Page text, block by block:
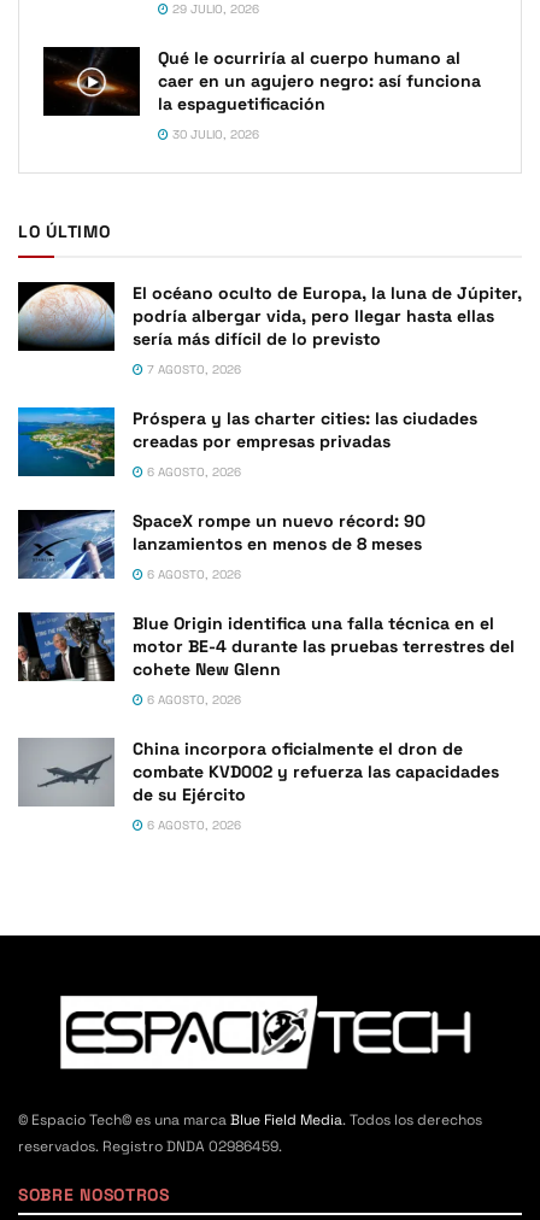
29 JULIO, 2026
Qué le ocurriría al cuerpo humano al
caer en un agujero negro: así funciona
la espaguetificación
30 JULIO, 2026
LO ÚLTIMO
El océano oculto de Europa, la luna de Júpiter,
podría albergar vida, pero llegar hasta ellas
sería más difícil de lo previsto
7 AGOSTO, 2026
Próspera y las charter cities: las ciudades
creadas por empresas privadas
6 AGOSTO, 2026
SpaceX rompe un nuevo récord: 90
lanzamientos en menos de 8 meses
6 AGOSTO, 2026
Blue Origin identifica una falla técnica en el
motor BE-4 durante las pruebas terrestres del
cohete New Glenn
6 AGOSTO, 2026
China incorpora oficialmente el dron de
combate KVD002 y refuerza las capacidades
de su Ejército
6 AGOSTO, 2026
© Espacio Tech© es una marcaBlue Field Media. Todos los derechos
reservados. Registro DNDA 02986459.
SOBRE NOSOTROS